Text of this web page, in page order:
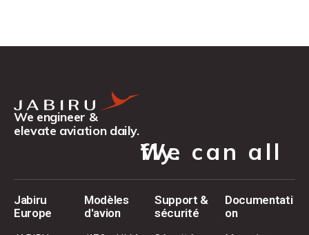
We engineer &
elevate aviation daily.
We can all fly.
Jabiru
Europe
Modèles
d'avion
Support &
sécurité
Documentati
on